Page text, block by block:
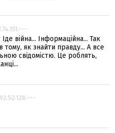
війна... Інформаційна... Так
тому, як знайти правду... А все
свідомістю. Це роблять,